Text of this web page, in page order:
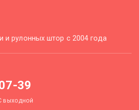
и рулонных штор с 2004 года
39
выходной